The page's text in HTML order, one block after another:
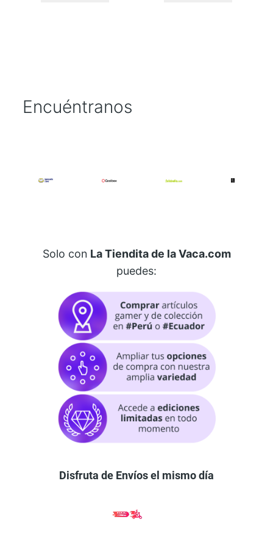
Encuéntranos
Solo con La Tiendita de la Vaca.com
puedes:
Disfruta de Envíos el mismo día